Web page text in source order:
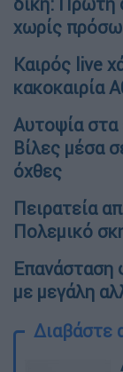
χωρίς
Καιρός live
κακοκαιρία
Αυτοψία στα
Βίλες μέσα
όχθες
Πειρατεία
Πολεμικό
Επανάσταση
με μεγάλη
Διαβάστε